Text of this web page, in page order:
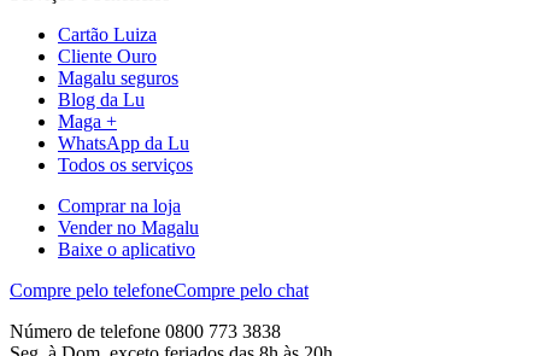
Cartão Luiza
Cliente Ouro
Magalu seguros
Blog da Lu
Maga +
WhatsApp da Lu
Todos os serviços
Comprar na loja
Vender no Magalu
Baixe o aplicativo
Compre pelo telefoneCompre pelo chat
Número de telefone 0800 773 3838